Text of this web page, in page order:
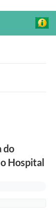
do
Hospital